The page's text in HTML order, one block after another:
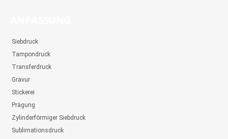
Siebdruck
Tampondruck
Transferdruck
Gravur
Stickerei
Prägung
Zylinderförmiger Siebdruck
Sublimationsdruck